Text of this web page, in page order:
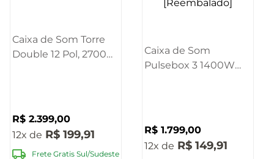
Caixa de Som Torre
Double 12 Pol, 2700W
R$ 2.399,00
12
R$ 199,91
Frete Gratis Sul/Sudeste
Caixa de Som
Pulsebox 3 1400W
R$ 1.799,00
12
R$ 149,91